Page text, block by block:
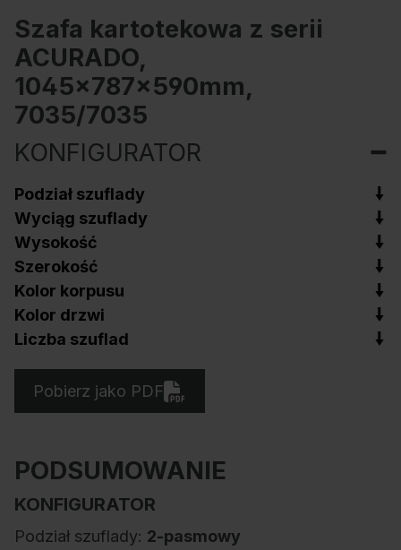
Szafa kartotekowa z serii
ACURADO,
1045x787x590mm,
7035/7035
KONFIGURATOR
Podział szuflady
Wyciąg szuflady
Wysokość
Szerokość
Kolor korpusu
Kolor drzwi
Liczba szuflad
Pobierz jako PDF
PODSUMOWANIE
KONFIGURATOR
Podział szuflady: 2-pasmowy